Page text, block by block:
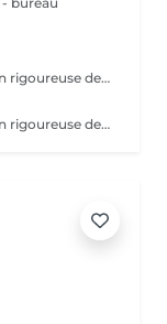
examen clinique: - Nettoyage et désinfection rigoureuse des pieds - soin des ongles: coupe correct, fraisage ( diminution de l`épaisseur) et nettoyage des sillons pour prévenir les ongles incarnés. - traitement des callosités rdv chez 691 60 25 60 ou clinic.coach@lilianamendes.eu
examen clinique: - Nettoyage et désinfection rigoureuse des pieds - soin des ongles: coupe correct, fraisage ( diminution de l`épaisseur) et nettoyage des sillons pour prévenir les ongles incarnés. - traitement des callosités rdv chez 691 60 25 60 ou clinic.coach@lilianamendes.eu